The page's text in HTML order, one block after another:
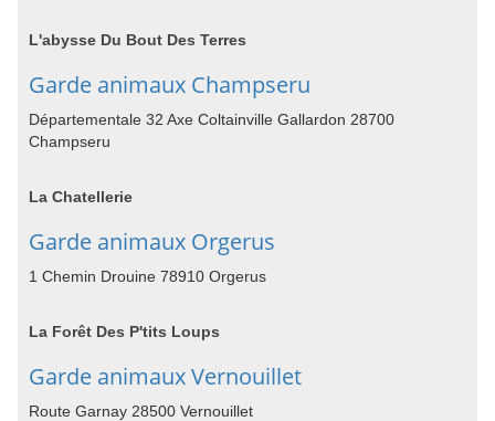
L'abysse Du Bout Des Terres
Garde animaux Champseru
Départementale 32 Axe Coltainville Gallardon 28700
Champseru
La Chatellerie
Garde animaux Orgerus
1 Chemin Drouine 78910 Orgerus
La Forêt Des P'tits Loups
Garde animaux Vernouillet
Route Garnay 28500 Vernouillet